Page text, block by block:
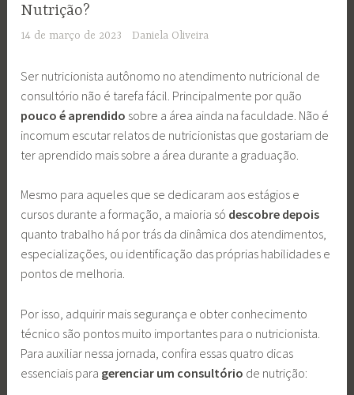
Nutrição?
14 de março de 2023 Daniela Oliveira
Ser nutricionista autônomo no atendimento nutricional de
consultório não é tarefa fácil. Principalmente por quão
pouco é aprendido sobre a área ainda na faculdade. Não é
incomum escutar relatos de nutricionistas que gostariam de
ter aprendido mais sobre a área durante a graduação.
Mesmo para aqueles que se dedicaram aos estágios e
cursos durante a formação, a maioria só descobre depois
quanto trabalho há por trás da dinâmica dos atendimentos,
especializações, ou identificação das próprias habilidades e
pontos de melhoria.
Por isso, adquirir mais segurança e obter conhecimento
técnico são pontos muito importantes para o nutricionista.
Para auxiliar nessa jornada, confira essas quatro dicas
essenciais para gerenciar um consultório de nutrição: